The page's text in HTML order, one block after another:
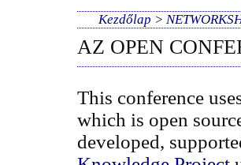
Kezdőlap >
AZ OPEN
This conference
which is open
developed,